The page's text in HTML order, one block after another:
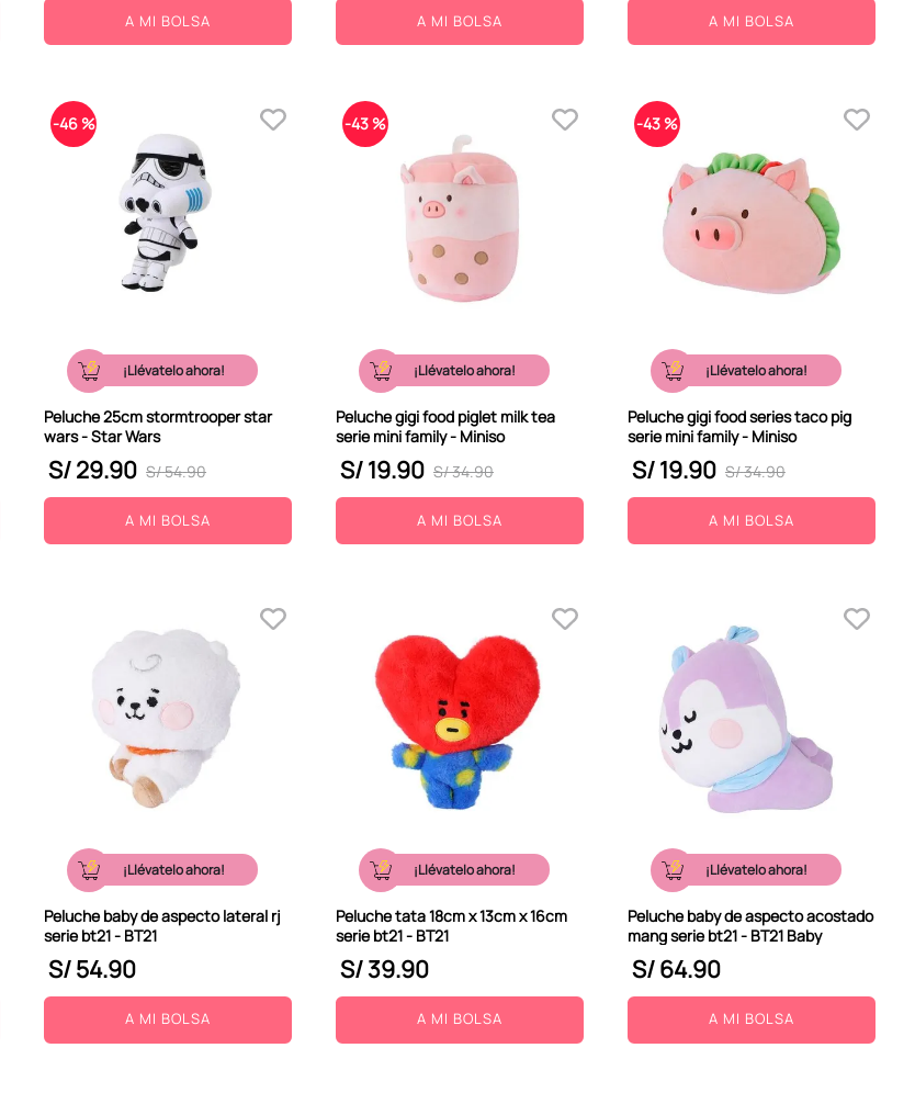
A MI BOLSA A MI BOLSA A MI BOLSA
-46 %
¡Llévatelo ahora!
Peluche 25cm stormtrooper star
wars - Star Wars
S/54.90
S/29.90
A MI BOLSA
-43 %
¡Llévatelo ahora!
Peluche gigi food piglet milk tea
serie mini family - Miniso
S/34.90
S/19.90
A MI BOLSA
-43 %
¡Llévatelo ahora!
Peluche gigi food series taco pig
serie mini family - Miniso
S/34.90
S/19.90
A MI BOLSA
¡Llévatelo ahora!
Peluche baby de aspecto lateral rj
serie bt21 - BT21
S/54.90
A MI BOLSA
¡Llévatelo ahora!
Peluche tata 18cm x 13cm x 16cm
serie bt21 - BT21
S/39.90
A MI BOLSA
¡Llévatelo ahora!
Peluche baby de aspecto acostado
mang serie bt21 - BT21 Baby
S/64.90
A MI BOLSA